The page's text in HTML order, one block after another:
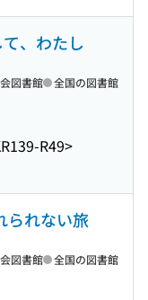
、わたし
R49>
図書館 全国の図書館
られない旅
図書館 全国の図書館